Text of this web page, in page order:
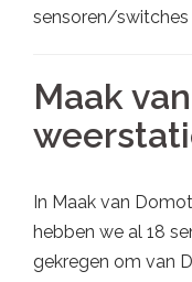
sensoren/
Maak
In Maak van
hebben we al 18
gekregen om van